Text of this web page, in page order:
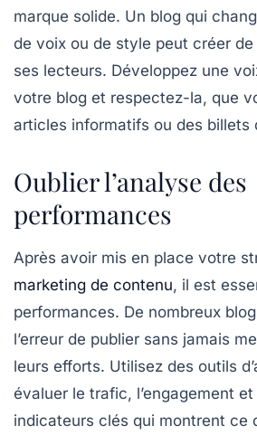
marque solide. Un blog qui
de voix ou de style peut créer
ses lecteurs. Développez une
votre blog et respectez-la, que
articles informatifs ou des billets
Oublier l’analyse des
performances
Après avoir mis en place votre
marketing de contenu, il est
performances. De nombreux
l’erreur de publier sans jamais
leurs efforts. Utilisez des outils
évaluer le trafic, l’engagement et
indicateurs clés qui montrent ce